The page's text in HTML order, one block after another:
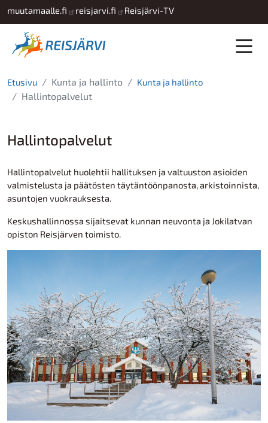
Hyppää pääsisältöön
muutamaalle.fi reisjarvi.fi Reisjärvi-TV
Etusivu Kunta ja hallinto Kunta ja hallinto
Hallintopalvelut
Hallintopalvelut
Hallintopalvelut huolehtii hallituksen ja valtuuston asioiden
valmistelusta ja päätösten täytäntöönpanosta, arkistoinnista,
asuntojen vuokrauksesta.
Keskushallinnossa sijaitsevat kunnan neuvonta ja Jokilatvan
opiston Reisjärven toimisto.